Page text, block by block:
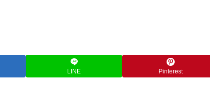
LINE Pinterest